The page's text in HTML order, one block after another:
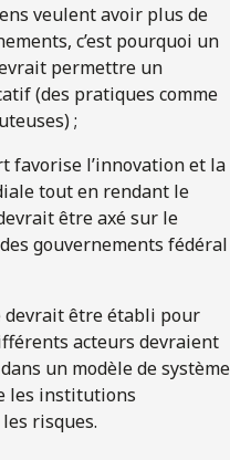
veulent avoir plus de
c’est pourquoi un
permettre un
(des pratiques comme
;
favorise l’innovation et la
tout en rendant le
être axé sur le
gouvernements fédéral
devrait être établi pour
acteurs devraient
un modèle de système
les institutions
risques.